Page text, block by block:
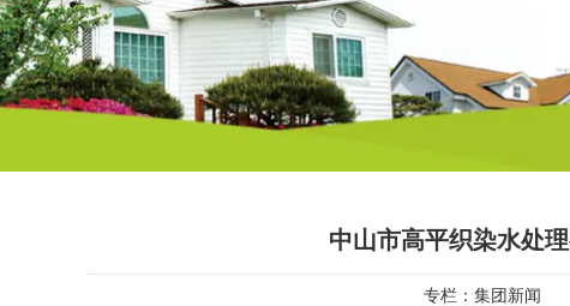
中山市高平织染水处
专栏： 集团新闻